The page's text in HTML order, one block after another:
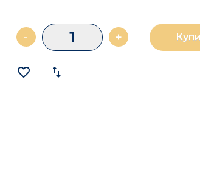
- +
favorite_border import_export